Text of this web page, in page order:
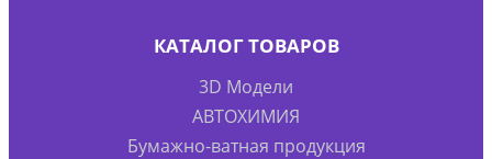
КАТАЛОГ ТОВАРОВ
3D Модели
АВТОХИМИЯ
Бумажно-ватная продукция